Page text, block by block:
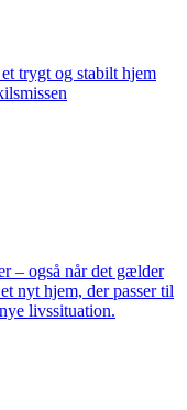
trygt og stabilt hjem
– også når det gælder
nyt hjem, der passer til
livssituation.